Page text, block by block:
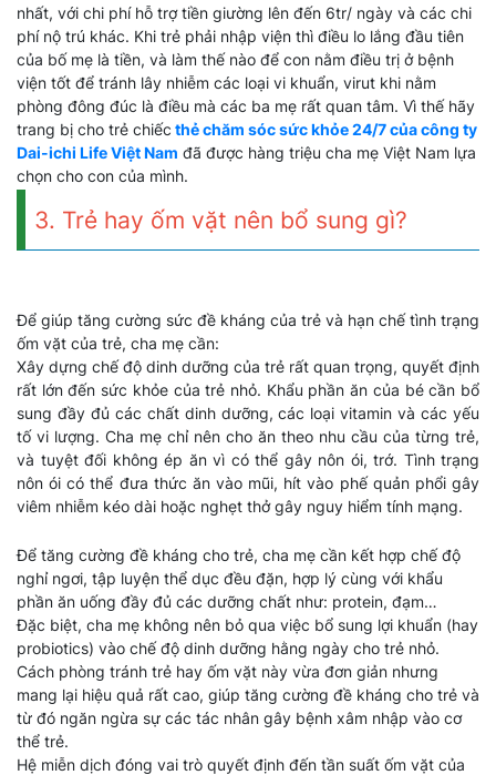
nhất, với chi phí hỗ trợ tiền giường lên đến 6tr/ ngày và các chi
phí nộ trú khác. Khi trẻ phải nhập viện thì điều lo lắng đầu tiên
của bố mẹ là tiền, và làm thế nào để con nằm điều trị ở bệnh
viện tốt để tránh lây nhiễm các loại vi khuẩn, virut khi nằm
phòng đông đúc là điều mà các ba mẹ rất quan tâm. Vì thế hãy
trang bị cho trẻ chiếc thẻ chăm sóc sức khỏe 24/7 của công ty
Dai-ichi Life Việt Nam đã được hàng triệu cha mẹ Việt Nam lựa
chọn cho con của mình.
3. Trẻ hay ốm vặt nên bổ sung gì?
Để giúp tăng cường sức đề kháng của trẻ và hạn chế tình trạng
ốm vặt của trẻ, cha mẹ cần:
Xây dựng chế độ dinh dưỡng của trẻ rất quan trọng, quyết định
rất lớn đến sức khỏe của trẻ nhỏ. Khẩu phần ăn của bé cần bổ
sung đầy đủ các chất dinh dưỡng, các loại vitamin và các yếu
tố vi lượng. Cha mẹ chỉ nên cho ăn theo nhu cầu của từng trẻ,
và tuyệt đối không ép ăn vì có thể gây nôn ói, trớ. Tình trạng
nôn ói có thể đưa thức ăn vào mũi, hít vào phế quản phổi gây
viêm nhiễm kéo dài hoặc nghẹt thở gây nguy hiểm tính mạng.
Để tăng cường đề kháng cho trẻ, cha mẹ cần kết hợp chế độ
nghỉ ngơi, tập luyện thể dục đều đặn, hợp lý cùng với khẩu
phần ăn uống đầy đủ các dưỡng chất như: protein, đạm…
Đặc biệt, cha mẹ không nên bỏ qua việc bổ sung lợi khuẩn (hay
probiotics) vào chế độ dinh dưỡng hằng ngày cho trẻ nhỏ.
Cách phòng tránh trẻ hay ốm vặt này vừa đơn giản nhưng
mang lại hiệu quả rất cao, giúp tăng cường đề kháng cho trẻ và
từ đó ngăn ngừa sự các tác nhân gây bệnh xâm nhập vào cơ
thể trẻ.
Hệ miễn dịch đóng vai trò quyết định đến tần suất ốm vặt của